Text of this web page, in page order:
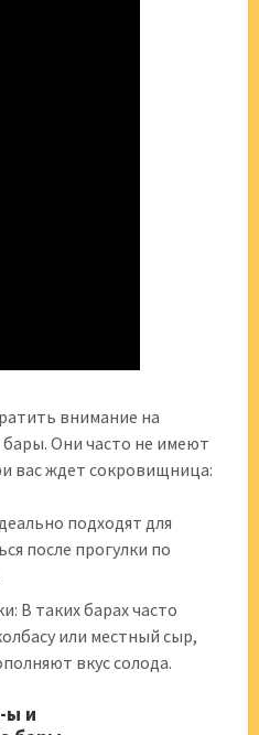
внимание на
Они часто не имеют
вас ждет сокровищница:
подходят для
после прогулки по
В таких барах часто
или местный сыр,
вкус солода.
ы и